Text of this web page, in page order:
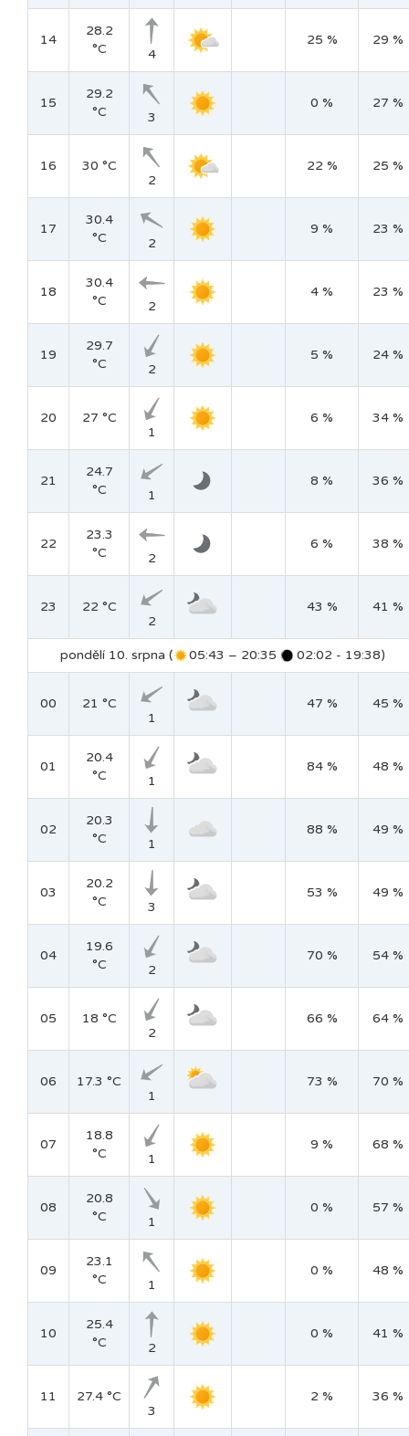
14
28.2
°C
4
25 % 29 %
15
29.2
°C
3
0 % 27 %
16
30 °C
2
22 % 25 %
17
30.4
°C
2
9 % 23 %
18
30.4
°C
2
4 % 23 %
19
29.7
°C
2
5 % 24 %
20
27 °C
1
6 % 34 %
21
24.7
°C
1
8 % 36 %
22
23.3
°C
2
6 % 38 %
23
22 °C
2
43 % 41 %
pondělí 10. srpna ( 05:43 – 20:35 02:02 - 19:38)
00
21 °C
1
47 % 45 %
01
20.4
°C
1
84 % 48 %
02
20.3
°C
1
88 % 49 %
03
20.2
°C
3
53 % 49 %
04
19.6
°C
2
70 % 54 %
05
18 °C
2
66 % 64 %
06
17.3 °C
1
73 % 70 %
07
18.8
°C
1
9 % 68 %
08
20.8
°C
1
0 % 57 %
09
23.1
°C
1
0 % 48 %
10
25.4
°C
2
0 % 41 %
11
27.4 °C
3
2 % 36 %